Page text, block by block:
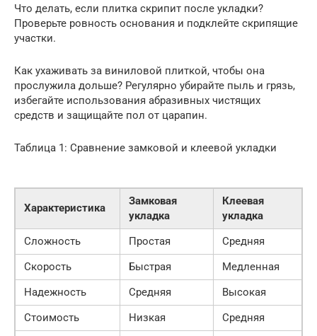
Что делать, если плитка скрипит после укладки?
Проверьте ровность основания и подклейте скрипящие
участки.
Как ухаживать за виниловой плиткой, чтобы она
прослужила дольше? Регулярно убирайте пыль и грязь,
избегайте использования абразивных чистящих
средств и защищайте пол от царапин.
Таблица 1: Сравнение замковой и клеевой укладки
Характеристика
Замковая
укладка
Клеевая
укладка
Сложность
Простая
Средняя
Скорость
Быстрая
Медленная
Надежность
Средняя
Высокая
Стоимость
Низкая
Средняя